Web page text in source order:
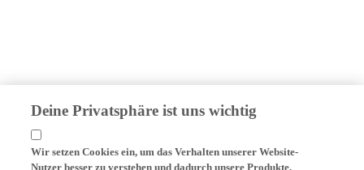
Deine Privatsphäre ist uns wichtig
Wir setzen Cookies ein, um das Verhalten unserer Website-
Nutzer besser zu verstehen und dadurch unsere Produkte,